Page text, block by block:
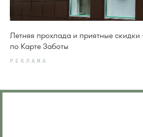
Летняя прохлада и приятные скидки
по Карте Заботы
РЕКЛАМА